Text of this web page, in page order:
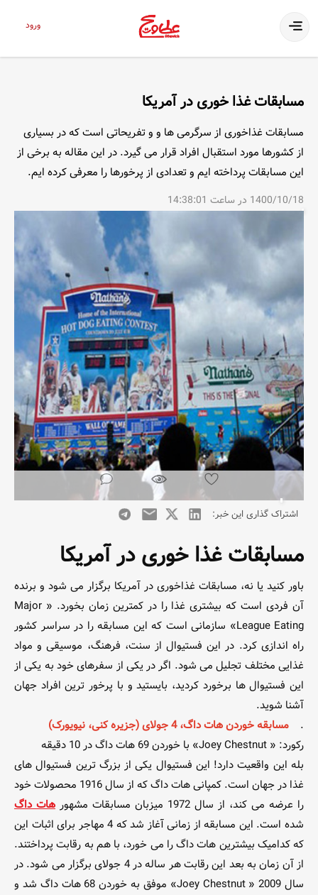
ورود
مسابقات غذا خوری در آمریکا
1400/10/18 در ساعت 14:38:01
مسابقات غذاخوری از سرگرمی ها و و تفریحاتی است که در بسیاری
از کشورها مورد استقبال افراد قرار می گیرد. در این مقاله به برخی از
این مسابقات پرداخته ایم و تعدادی از پرخورها را معرفی کرده ایم.
اشتراک گذاری این خبر:
مسابقات غذا خوری در آمریکا
باور کنید یا نه، مسابقات غذاخوری در آمریکا برگزار می شود و برنده
آن فردی است که بیشتری غذا را در کمترین زمان بخورد. « Major
League Eating» سازمانی است که این مسابقه را در سراسر کشور
راه اندازی کرد. در این فستیوال از سنت، فرهنگ، موسیقی و مواد
غذایی مختلف تجلیل می شود. اگر در یکی از سفرهای خود به یکی از
این فستیوال ها برخورد کردید، بایستید و با پرخور ترین افراد جهان
آشنا شوید.
. مسابقه خوردن هات داگ، 4 جولای (جزیره کنی، نیویورک)
رکورد: « Joey Chestnut» با خوردن 69 هات داگ در 10 دقیقه
بله این واقعیت دارد! این فستیوال یکی از بزرگ ترین فستیوال های
غذا در جهان است. کمپانی هات داگ که از سال 1916 محصولات خود
را عرضه می کند، از سال 1972 میزبان مسابقات مشهور
هات داگ
شده است. این مسابقه از زمانی آغاز شد که 4 مهاجر برای اثبات این
که کدامیک بیشترین هات داگ را می خورد، با هم به رقابت پرداختند.
از آن زمان به بعد این رقابت هر ساله در 4 جولای برگزار می شود. در
سال 2009 « Joey Chestnut» موفق به خوردن 68 هات داگ شد و